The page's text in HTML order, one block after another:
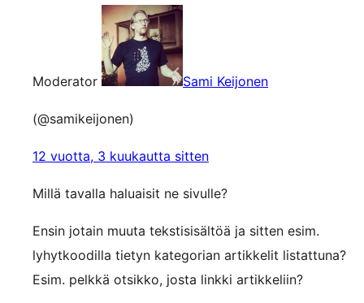
Moderator Sami Keijonen
(@samikeijonen)
12 vuotta, 3 kuukautta sitten
Millä tavalla haluaisit ne sivulle?
Ensin jotain muuta tekstisisältöä ja sitten esim.
lyhytkoodilla tietyn kategorian artikkelit listattuna?
Esim. pelkkä otsikko, josta linkki artikkeliin?